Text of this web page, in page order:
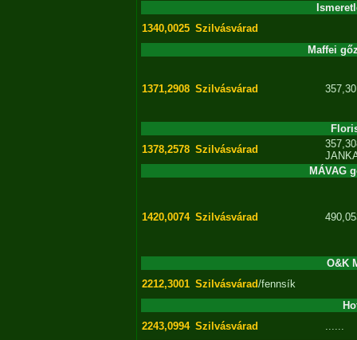
1340,0025 Szilvásvárad
Maffei
1371,2908 Szilvásvárad
1378,2578 Szilvásvárad
MÁVAG
1420,0074 Szilvásvárad
O&K
2212,3001 Szilvásvárad/fennsík
2243,0994 Szilvásvárad